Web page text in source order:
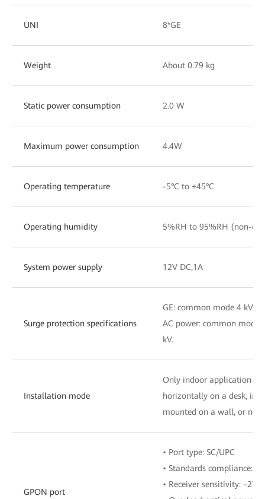
UNI 8*GE
Weight About 0.79 kg
Static power consumption 2.0 W
Maximum power consumption 4.4W
Operating temperature -5°C to +45°C
Operating humidity 5%RH to 95%RH (non-
System power supply 12V DC,1A
Surge protection specifications
GE: common mode 4 kV;
AC power: common mode
kV.
Installation mode
Only indoor application is
horizontally on a desk,
mounted on a wall, or
GPON port
• Port type: SC/UPC
• Standards compliance:
• Receiver sensitivity: –27